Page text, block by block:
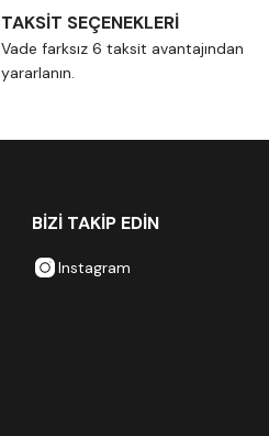
TAKSİT SEÇENEKLERİ
Vade farksız 6 taksit avantajından
yararlanın.
BİZİ TAKİP EDİN
Instagram